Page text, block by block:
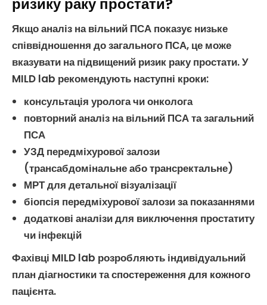
Якщо аналіз навільний ПСА показує низьке
співвідношення дозагального ПСА, це може
вказувати на підвищений ризик раку простати. У
MILD lab рекомендують наступні кроки:
консультація уролога чи онколога
повторний аналіз навільний ПСАтазагальний
ПСА
УЗД передміхурової залози
(трансабдомінальне або трансректальне)
МРТ для детальної візуалізації
біопсія передміхурової залозиза показаннями
додаткові аналізи для виключення простатиту
чи інфекцій
Фахівці MILD lab розробляють індивідуальний
план діагностики та спостереження для кожного
пацієнта.